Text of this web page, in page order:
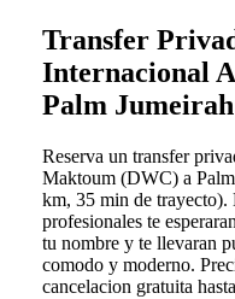
Transfer
Internacional
Palm Jumeirah
Reserva un transfer
Maktoum (DWC) a
km, 35 min de trayecto).
profesionales te
tu nombre y te llevaran
comodo y moderno.
cancelacion gratuita